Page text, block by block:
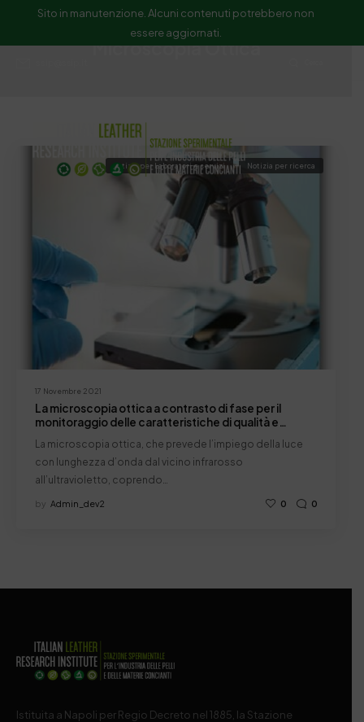
Sito in manutenzione. Alcuni contenuti potrebbero non
essere aggiornati.
Microscopia Ottica
17 Novembre 2021
notizia per Laboratori e servizi Notizia per ricerca
La microscopia ottica a contrasto di fase per il
monitoraggio delle caratteristiche di qualità e
La microscopia ottica, che prevede l’impiego della luce
con lunghezza d’onda dal vicino infrarosso
all’ultravioletto, coprendo…
by Admin_dev2 0 0
Istituita a Napoli per Regio Decreto nel 1885, la Stazione